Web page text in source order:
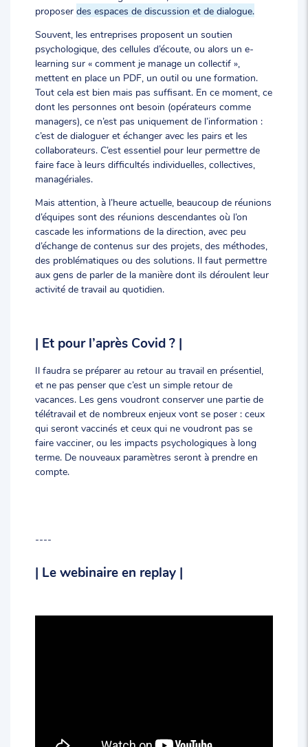
proposer des espaces de discussion et de dialogue.
Souvent, les entreprises proposent un soutien
psychologique, des cellules d’écoute, ou alors un e-
learning sur « comment je manage un collectif »,
mettent en place un PDF, un outil ou une formation.
Tout cela est bien mais pas suffisant. En ce moment, ce
dont les personnes ont besoin (opérateurs comme
managers), ce n’est pas uniquement de l’information :
c’est de dialoguer et échanger avec les pairs et les
collaborateurs. C’est essentiel pour leur permettre de
faire face à leurs difficultés individuelles, collectives,
managériales.
Mais attention, à l’heure actuelle, beaucoup de réunions
d’équipes sont des réunions descendantes où l’on
cascade les informations de la direction, avec peu
d’échange de contenus sur des projets, des méthodes,
des problématiques ou des solutions. Il faut permettre
aux gens de parler de la manière dont ils déroulent leur
activité de travail au quotidien.
| Et pour l’après Covid ? |
Il faudra se préparer au retour au travail en présentiel,
et ne pas penser que c’est un simple retour de
vacances. Les gens voudront conserver une partie de
télétravail et de nombreux enjeux vont se poser : ceux
qui seront vaccinés et ceux qui ne voudront pas se
faire vacciner, ou les impacts psychologiques à long
terme. De nouveaux paramètres seront à prendre en
compte.
----
| Le webinaire en replay |